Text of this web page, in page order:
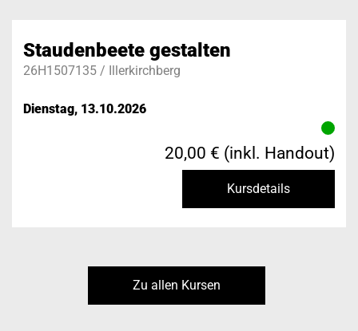
Staudenbeete gestalten
26H1507135 / Illerkirchberg
Dienstag, 13.10.2026
20,00 € (inkl. Handout)
Kursdetails
Zu allen Kursen